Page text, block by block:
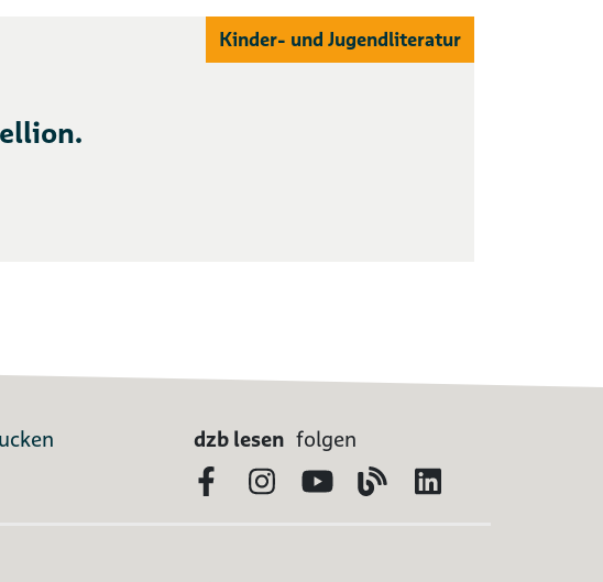
Kinder- und Jugendliteratur
dzb lesen folgen
FacebookInstagram
YouTubeBlog